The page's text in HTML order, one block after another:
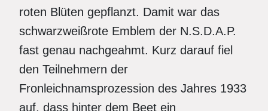
roten Blüten gepflanzt. Damit war das
schwarzweißrote Emblem der N.S.D.A.P.
fast genau nachgeahmt. Kurz darauf fiel
den Teilnehmern der
Fronleichnamsprozession des Jahres 1933
auf, dass hinter dem Beet ein